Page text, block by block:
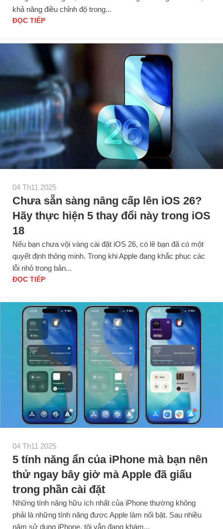
khả năng điều chỉnh độ trong...
ĐỌC TIẾP
04 Th11 2025
Chưa sẵn sàng nâng cấp lên iOS 26?
Hãy thực hiện 5 thay đổi này trong iOS
18
Nếu bạn chưa vội vàng cài đặt iOS 26, có lẽ bạn đã có một
quyết định thông minh. Trong khi Apple đang khắc phục các
lỗi nhỏ trong bản...
ĐỌC TIẾP
04 Th11 2025
5 tính năng ẩn của iPhone mà bạn nên
thử ngay bây giờ mà Apple đã giấu
trong phần cài đặt
Những tính năng hữu ích nhất của iPhone thường không
phải là những tính năng được Apple làm nổi bật. Sau nhiều
năm sử dụng iPhone, tôi vẫn đang khám...